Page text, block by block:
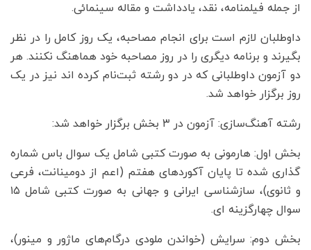
از جمله فیلمنامه، نقد، یادداشت و مقاله سینمائی.
داوطلبان لازم است برای انجام مصاحبه، یک روز کامل را در نظر
بگیرند و برنامه دیگری را در روز مصاحبه خود هماهنگ نکنند. هر
دو آزمون داوطلبانی که در دو رشته ثبت‌نام کرده اند نیز در یک
روز برگزار خواهد شد.
رشته آهنگ‌سازی: آزمون در ۳ بخش برگزار خواهد شد:
بخش اول: هارمونی به صورت کتبی شامل یک سوال باس شماره
گذاری شده تا پایان آکوردهای هفتم (اعم از دومینانت، فرعی
و ثانوی)، سازشناسی ایرانی و جهانی به صورت کتبی شامل ۱۵
سوال چهارگزینه ای.
بخش دوم: سرایش (خواندن ملودی درگام‌های ماژور و مینور)،